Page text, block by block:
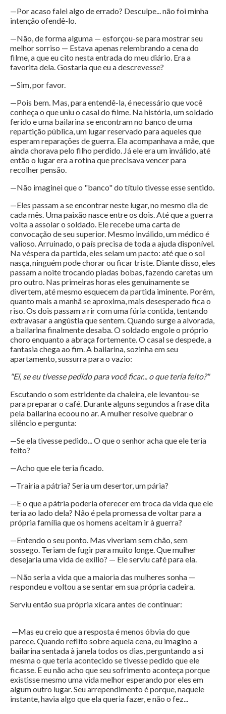
—Por acaso falei algo de errado? Desculpe... não foi minha
intenção ofendê-lo.
—Não, de forma alguma — esforçou-se para mostrar seu
melhor sorriso — Estava apenas relembrando a cena do
filme, a que eu cito nesta entrada do meu diário. Era a
favorita dela. Gostaria que eu a descrevesse?
—Sim, por favor.
—Pois bem. Mas, para entendê-la, é necessário que você
conheça o que uniu o casal do filme. Na história, um soldado
ferido e uma bailarina se encontram no banco de uma
repartição pública, um lugar reservado para aqueles que
esperam reparações de guerra. Ela acompanhava a mãe, que
ainda chorava pelo filho perdido. Já ele era um inválido, até
então o lugar era a rotina que precisava vencer para
recolher pensão.
—Não imaginei que o "banco" do título tivesse esse sentido.
—Eles passam a se encontrar neste lugar, no mesmo dia de
cada mês. Uma paixão nasce entre os dois. Até que a guerra
volta a assolar o soldado. Ele recebe uma carta de
convocação de seu superior. Mesmo inválido, um médico é
valioso. Arruinado, o país precisa de toda a ajuda disponível.
Na véspera da partida, eles selam um pacto: até que o sol
nasça, ninguém pode chorar ou ficar triste. Diante disso, eles
passam a noite trocando piadas bobas, fazendo caretas um
pro outro. Nas primeiras horas eles genuinamente se
divertem, até mesmo esquecem da partida iminente. Porém,
quanto mais a manhã se aproxima, mais desesperado fica o
riso. Os dois passam a rir com uma fúria contida, tentando
extravasar a angústia que sentem. Quando surge a alvorada,
a bailarina finalmente desaba. O soldado engole o próprio
choro enquanto a abraça fortemente. O casal se despede, a
fantasia chega ao fim. A bailarina, sozinha em seu
apartamento, sussurra para o vazio:
"Ei, se eu tivesse pedido para você ficar... o que teria feito?"
Escutando o som estridente da chaleira, ele levantou-se
para preparar o café. Durante alguns segundos a frase dita
pela bailarina ecoou no ar. A mulher resolve quebrar o
silêncio e pergunta:
—Se ela tivesse pedido... O que o senhor acha que ele teria
feito?
—Acho que ele teria ficado.
—Trairia a pátria? Seria um desertor, um pária?
—E o que a pátria poderia oferecer em troca da vida que ele
teria ao lado dela? Não é pela promessa de voltar para a
própria família que os homens aceitam ir à guerra?
—Entendo o seu ponto. Mas viveriam sem chão, sem
sossego. Teriam de fugir para muito longe. Que mulher
desejaria uma vida de exílio? — Ele serviu café para ela.
—Não seria a vida que a maioria das mulheres sonha —
respondeu e voltou a se sentar em sua própria cadeira.
Serviu então sua própria xícara antes de continuar:
—Mas eu creio que a resposta é menos óbvia do que
parece. Quando reflito sobre aquela cena, eu imagino a
bailarina sentada à janela todos os dias, perguntando a si
mesma o que teria acontecido se tivesse pedido que ele
ficasse. E eu não acho que seu sofrimento aconteça porque
existisse mesmo uma vida melhor esperando por eles em
algum outro lugar. Seu arrependimento é porque, naquele
instante, havia algo que ela queria fazer, e não o fez...